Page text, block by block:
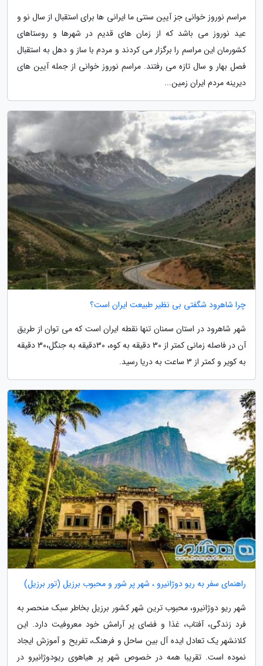
مراسم نوروز خوانی جز آیین سنتی ما ایرانی ها برای استقبال از سال نو و
عید نوروز می باشد که از زمان های قدیم در شهرها و روستاهای
کشورمان این مراسم را برگزار می کردند و مردم با ساز و دهل به استقبال
فصل بهار و سال تازه می رفتند. مراسم نوروز خوانی از جمله آیین های
دیرینه مردم ایران زمین...
چرا شاهرود شگفتی بی نظیر طبیعت ایران است؟
شهر شاهرود در استان سمنان تنها نقطه ایران است که می توان از طریق
آن در فاصله زمانی کمتر از 30 دقیقه به کوه، 30دقیقه به جنگل،30 دقیقه
به کویر و کمتر از 3 ساعت به دریا رسید.
راهنمای سفر به ریو دوژانیرو ، شهر پر شور و محبوب برزیل (تور برزیل)
شهر ریو دوژانیرو، محبوب ترین شهر کشور برزیل بخاطر سبک منحصر به
فرد زندگی، آفتاب، غذا و فضای پر آرامش خود معروفیت دارد. این
کلانشهر یک تعادل ایده آل بین ساحل و فرهنگ، تفریح و آموزش ایجاد
نموده است. تقریبا همه در خصوص شهر پر هیاهوی ریودوژانیرو در